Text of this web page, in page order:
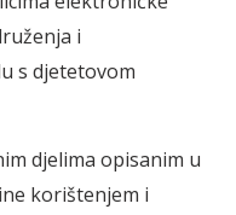
i
s djetetovom
djelima opisanim u
korištenjem i